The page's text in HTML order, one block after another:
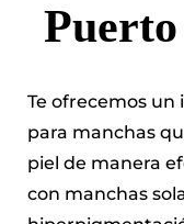
Te ofrecemos
para manchas
piel de manera
con manchas